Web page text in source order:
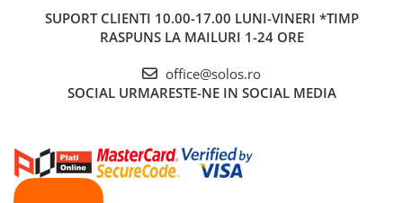
SUPORT CLIENTI 10.00-17.00 LUNI-VINERI *TIMP
RASPUNS LA MAILURI 1-24 ORE
office@solos.ro
SOCIAL URMARESTE-NE IN SOCIAL MEDIA